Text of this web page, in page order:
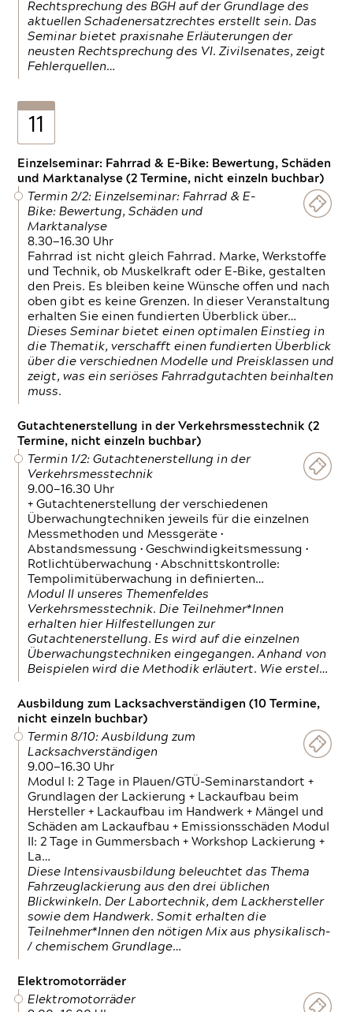
Rechtsprechung des BGH auf der Grundlage des
aktuellen Schadenersatzrechtes erstellt sein. Das
Seminar bietet praxisnahe Erläuterungen der
neusten Rechtsprechung des VI. Zivilsenates, zeigt
Fehlerquellen…
11
Einzelseminar: Fahrrad & E-Bike: Bewertung, Schäden
und Marktanalyse (2 Termine, nicht einzeln buchbar)
Termin 2/2: Einzelseminar: Fahrrad & E-
Bike: Bewertung, Schäden und
Marktanalyse
8.30—16.30 Uhr
Fahrrad ist nicht gleich Fahrrad. Marke, Werkstoffe
und Technik, ob Muskelkraft oder E-Bike, gestalten
den Preis. Es bleiben keine Wünsche offen und nach
oben gibt es keine Grenzen. In dieser Veranstaltung
erhalten Sie einen fundierten Überblick über…
Dieses Seminar bietet einen optimalen Einstieg in
die Thematik, verschafft einen fundierten Überblick
über die verschiednen Modelle und Preisklassen und
zeigt, was ein seriöses Fahrradgutachten beinhalten
muss.
Gutachtenerstellung in der Verkehrsmesstechnik (2
Termine, nicht einzeln buchbar)
Termin 1/2: Gutachtenerstellung in der
Verkehrsmesstechnik
9.00—16.30 Uhr
+ Gutachtenerstellung der verschiedenen
Überwachungtechniken jeweils für die einzelnen
Messmethoden und Messgeräte •
Abstandsmessung • Geschwindigkeitsmessung •
Rotlichtüberwachung • Abschnittskontrolle:
Tempolimitüberwachung in definierten…
Modul II unseres Themenfeldes
Verkehrsmesstechnik. Die Teilnehmer*Innen
erhalten hier Hilfestellungen zur
Gutachtenerstellung. Es wird auf die einzelnen
Überwachungstechniken eingegangen. Anhand von
Beispielen wird die Methodik erläutert. Wie erstel…
Ausbildung zum Lacksachverständigen (10 Termine,
nicht einzeln buchbar)
Termin 8/10: Ausbildung zum
Lacksachverständigen
9.00—16.30 Uhr
Modul I: 2 Tage in Plauen/GTÜ-Seminarstandort +
Grundlagen der Lackierung + Lackaufbau beim
Hersteller + Lackaufbau im Handwerk + Mängel und
Schäden am Lackaufbau + Emissionsschäden Modul
II: 2 Tage in Gummersbach + Workshop Lackierung +
La…
Diese Intensivausbildung beleuchtet das Thema
Fahrzeuglackierung aus den drei üblichen
Blickwinkeln. Der Labortechnik, dem Lackhersteller
sowie dem Handwerk. Somit erhalten die
Teilnehmer*Innen den nötigen Mix aus physikalisch-
/ chemischem Grundlage…
Elektromotorräder
Elektromotorräder